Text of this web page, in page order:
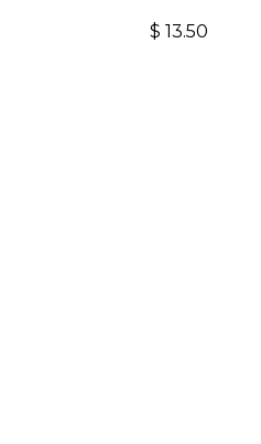
$ 13.50